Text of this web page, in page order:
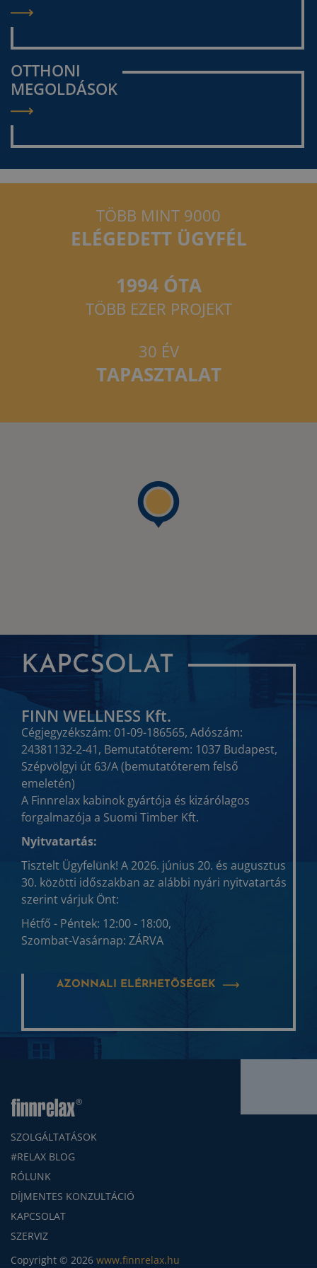
OTTHONI
MEGOLDÁSOK
TÖBB MINT 9000
ELÉGEDETT ÜGYFÉL
1994 ÓTA
TÖBB EZER PROJEKT
30 ÉV
TAPASZTALAT
KAPCSOLAT
FINN WELLNESS Kft.
Cégjegyzékszám: 01-09-186565, Adószám:
24381132-2-41, Bemutatóterem: 1037 Budapest,
Szépvölgyi út 63/A (bemutatóterem felső
emeletén)
A Finnrelax kabinok gyártója és kizárólagos
forgalmazója a Suomi Timber Kft.
Nyitvatartás:
Tisztelt Ügyfelünk! A 2026. június 20. és augusztus
30. közötti időszakban az alábbi nyári nyitvatartás
szerint várjuk Önt:
Hétfő - Péntek: 12:00 - 18:00,
Szombat-Vasárnap: ZÁRVA
AZONNALI ELÉRHETŐSÉGEK
SZOLGÁLTATÁSOK
#RELAX BLOG
RÓLUNK
DÍJMENTES KONZULTÁCIÓ
KAPCSOLAT
SZERVIZ
Copyright © 2026 www.finnrelax.hu